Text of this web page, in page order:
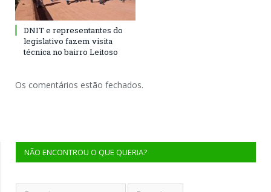
DNIT e representantes do
legislativo fazem visita
técnica no bairro Leitoso
Os comentários estão fechados.
NÃO ENCONTROU O QUE QUERIA?